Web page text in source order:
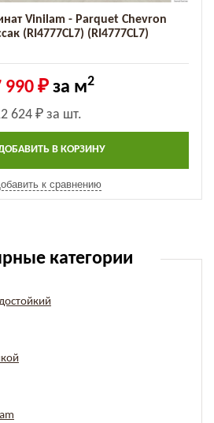
Vinilam - Parquet Chevron
(RI4777CL7) (RI4777CL7)
990 ₽ за м2
624 ₽ за шт.
В КОРЗИНУ
к сравнению
категории